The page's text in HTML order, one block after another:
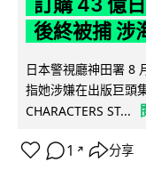
後終被捕 涉
日本警視廳神田署 8
指她涉嫌在出版巨頭
CHARACTERS ST...
1 ↗ 分享